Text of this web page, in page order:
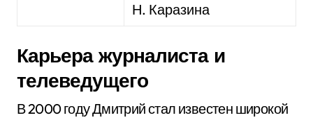
Н. Каразина
Карьера журналиста и
телеведущего
В 2000 году Дмитрий стал известен широкой